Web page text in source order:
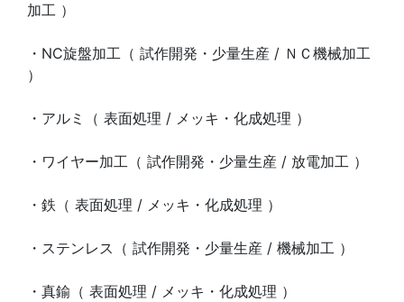
加工 ）
・NC旋盤加工（ 試作開発・少量生産 / ＮＣ機械加工
）
・アルミ（ 表面処理 / メッキ・化成処理 ）
・ワイヤー加工（ 試作開発・少量生産 / 放電加工 ）
・鉄（ 表面処理 / メッキ・化成処理 ）
・ステンレス（ 試作開発・少量生産 / 機械加工 ）
・真鍮（ 表面処理 / メッキ・化成処理 ）